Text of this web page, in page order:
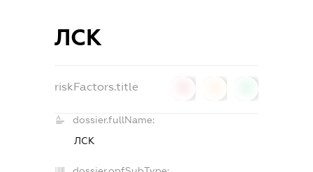
ЛСК
riskFactors.title
dossier.fullName:
ЛСК